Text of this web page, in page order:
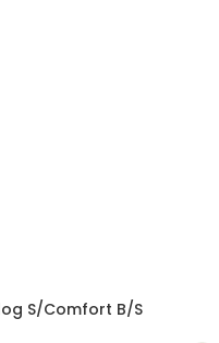
S/Comfort B/S